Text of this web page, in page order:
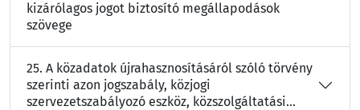
kizárólagos jogot biztosító megállapodások
szövege
25. A közadatok újrahasznosításáról szóló törvény
szerinti azon jogszabály, közjogi
szervezetszabályozó eszköz, közszolgáltatási...